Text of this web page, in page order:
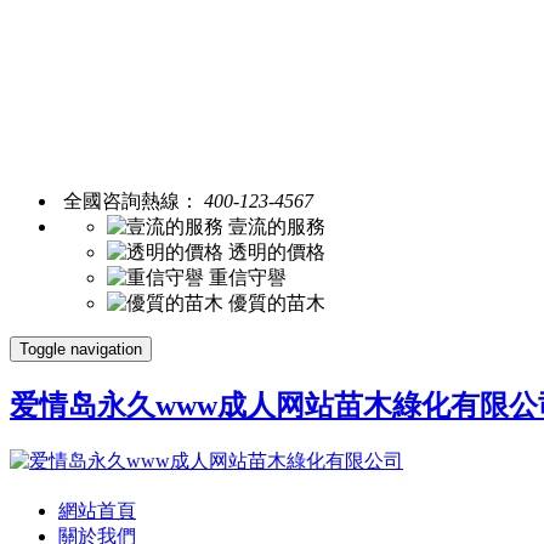
全國咨詢熱線： 400-123-4567
壹流的服務
透明的價格
重信守譽
優質的苗木
Toggle navigation
爱情岛永久www成人网站苗木綠化有限公
網站首頁
關於我們